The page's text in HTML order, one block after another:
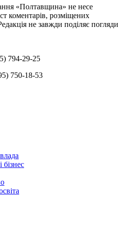
«Полтавщина» не несе
коментарів, розміщених
не завжди поділяє погляди
794-29-25
750-18-53
бізнес